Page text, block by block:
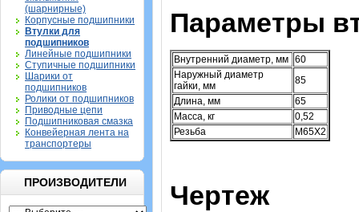
(шарнирные)
Корпусные подшипники
Втулки для
подшипников
Линейные подшипники
Ступичные подшипники
Шарики от
подшипников
Ролики от подшипников
Приводные цепи
Подшипниковая смазка
Конвейерная лента на
транспортеры
ПРОИЗВОДИТЕЛИ
Параметры
Внутренний диаметр, мм 60
Наружный диаметр
гайки, мм
85
Длина, мм
65
Масса, кг
0,52
Резьба
M65X2
Чертеж